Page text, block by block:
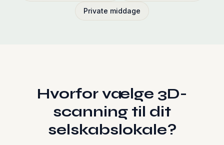
Private middage
Hvorfor vælge 3D-
scanning til dit
selskabslokale?